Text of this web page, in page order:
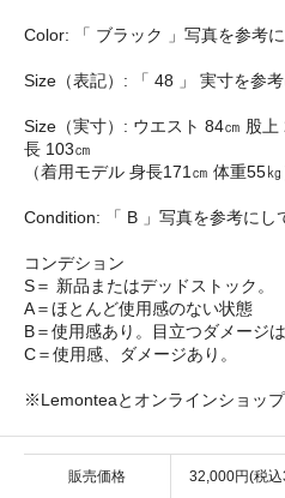
Color: 「 ブラック 」写真を参考に
Size（表記）: 「 48 」 実寸を参考
Size（実寸）: ウエスト 84㎝ 股
長 103㎝
（着用モデル 身長171㎝ 体重55㎏
Condition: 「 B 」写真を参考にし
コンデション
S＝ 新品またはデッドストック。
A＝ほとんど使用感のない状態
B＝使用感あり。目立つダメージ
C＝使用感、ダメージあり。
※Lemonteaとオンラインショッ
販売価格 32,000円(税